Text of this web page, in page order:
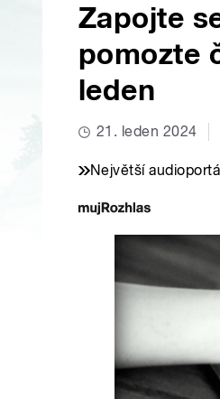
Zapojte
pomozte
leden
21. leden 2024
Největší